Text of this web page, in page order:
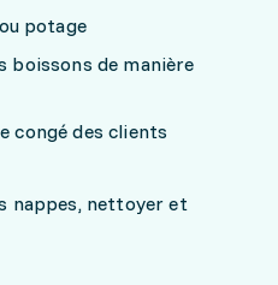
potage
boissons de manière
congé des clients
nappes, nettoyer et